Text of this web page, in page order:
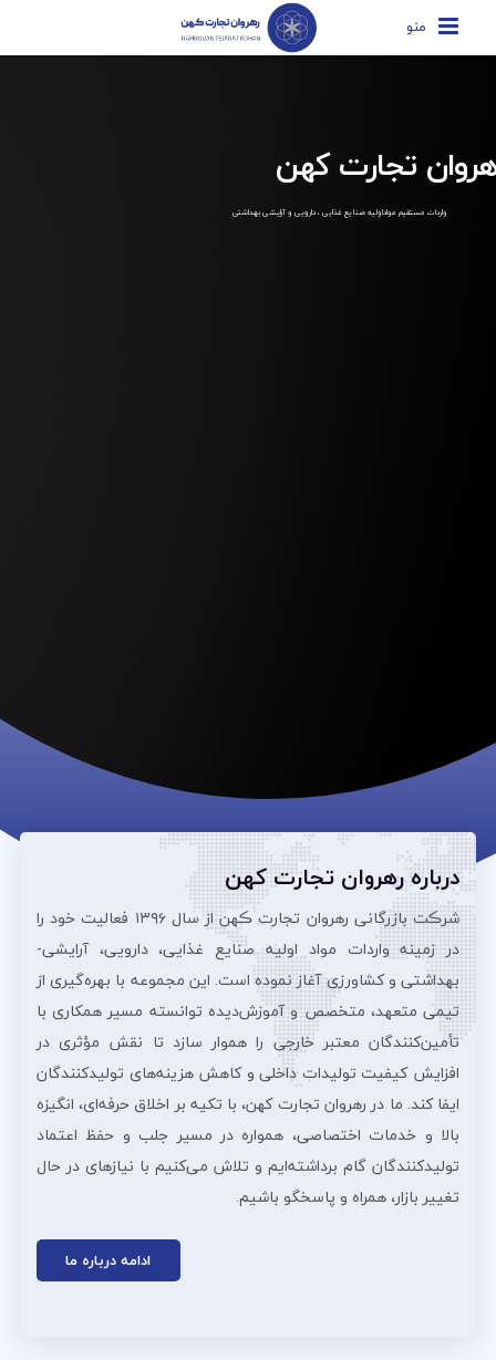
منو
تجارت کهن
واردات مستقیم مواداولیه صنایع غذایی ، دارویی و آرایشی بهداشتی
درباره رهروان تجارت کهن
شرڪت بازرگانی رهروان تجارت ڪهن از سال ۱۳۹۶ فعالیت خود را
در زمینه واردات مواد اولیه صنایع غذایی، دارویی، آرایشی‌-
بهداشتی و کشاورزی آغاز نموده است. این مجموعه با بهره‌گیری از
تیمی متعهد، متخصص و آموزش‌دیده توانسته مسیر همکاری با
تأمین‌کنندگان معتبر خارجی را هموار سازد تا نقش مؤثری در
افزایش کیفیت تولیدات داخلی و کاهش هزینه‌های تولیدکنندگان
ایفا کند. ما در رهروان تجارت کهن، با تکیه بر اخلاق حرفه‌ای، انگیزه
بالا و خدمات اختصاصی، همواره در مسیر جلب و حفظ اعتماد
تولیدکنندگان گام برداشته‌ایم و تلاش می‌کنیم با نیازهای در حال
تغییر بازار، همراه و پاسخگو باشیم.
ادامه درباره ما